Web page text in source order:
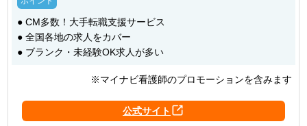
● CM多数！大手転職支援サービス
● 全国各地の求人をカバー
● ブランク・未経験OK求人が多い
※マイナビ看護師のプロモーションを含みます